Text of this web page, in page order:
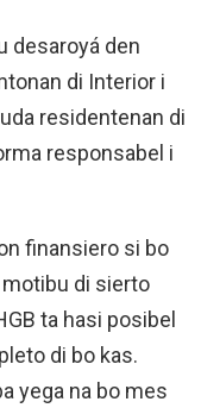
desaroyá den
di Interior i
residentenan di
responsabel i
finansiero si bo
di sierto
ta hasi posibel
di bo kas.
yega na bo mes